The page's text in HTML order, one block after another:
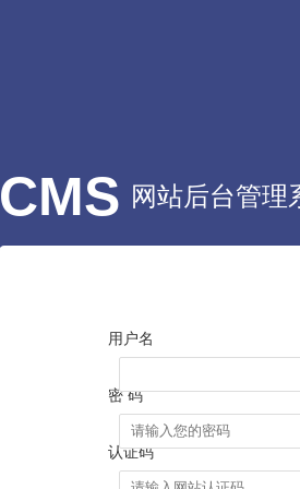
CMS 网站后台管理
用户名
密 码
认证码